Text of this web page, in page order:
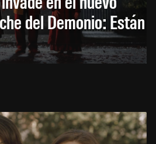
del Demonio: Están